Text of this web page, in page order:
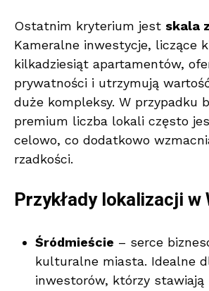
Ostatnim kryterium jest skala
Kameralne inwestycje, liczące
kilkadziesiąt apartamentów,
prywatności i utrzymują
duże kompleksy. W przypadku
premium liczba lokali często
celowo, co dodatkowo
rzadkości.
Przykłady lokalizacji w
Śródmieście – serce
kulturalne miasta. Idealne
inwestorów, którzy stawiają